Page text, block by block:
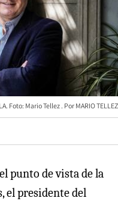
Foto: Mario Tellez MARIO TELLEZ
punto de vista de la
el presidente del